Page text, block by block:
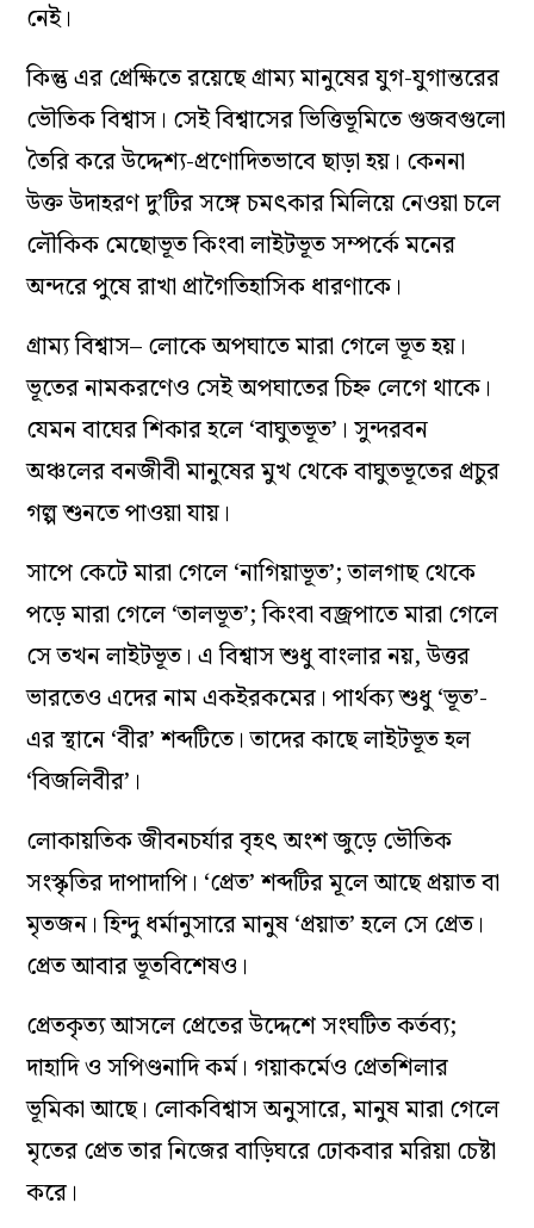
নেই।
কিন্তু এর প্রেক্ষিতে রয়েছে গ্রাম্য মানুষের যুগ-যুগান্তরের
ভৌতিক বিশ্বাস। সেই বিশ্বাসের ভিত্তিভূমিতে গুজবগুলো
তৈরি করে উদ্দেশ্য-প্রণোদিতভাবে ছাড়া হয়। কেননা
উক্ত উদাহরণ দু’টির সঙ্গে চমৎকার মিলিয়ে নেওয়া চলে
লৌকিক মেছোভূত কিংবা লাইটভূত সম্পর্কে মনের
অন্দরে পুষে রাখা প্রাগৈতিহাসিক ধারণাকে।
গ্রাম্য বিশ্বাস– লোকে অপঘাতে মারা গেলে ভূত হয়।
ভূতের নামকরণেও সেই অপঘাতের চিহ্ন লেগে থাকে।
যেমন বাঘের শিকার হলে ‘বাঘুতভূত’। সুন্দরবন
অঞ্চলের বনজীবী মানুষের মুখ থেকে বাঘুতভূতের প্রচুর
গল্প শুনতে পাওয়া যায়।
সাপে কেটে মারা গেলে ‘নাগিয়াভূত’; তালগাছ থেকে
পড়ে মারা গেলে ‘তালভূত’; কিংবা বজ্রপাতে মারা গেলে
সে তখন লাইটভূত। এ বিশ্বাস শুধু বাংলার নয়, উত্তর
ভারতেও এদের নাম একইরকমের। পার্থক্য শুধু ‘ভূত’-
এর স্থানে ‘বীর’ শব্দটিতে। তাদের কাছে লাইটভূত হল
‘বিজলিবীর’।
লোকায়তিক জীবনচর্যার বৃহৎ অংশ জুড়ে ভৌতিক
সংস্কৃতির দাপাদাপি। ‘প্রেত’ শব্দটির মূলে আছে প্রয়াত বা
মৃতজন। হিন্দু ধর্মানুসারে মানুষ ‘প্রয়াত’ হলে সে প্রেত।
প্রেত আবার ভূতবিশেষও।
প্রেতকৃত্য আসলে প্রেতের উদ্দেশে সংঘটিত কর্তব্য;
দাহাদি ও সপিণ্ডনাদি কর্ম। গয়াকর্মেও প্রেতশিলার
ভূমিকা আছে। লোকবিশ্বাস অনুসারে, মানুষ মারা গেলে
মৃতের প্রেত তার নিজের বাড়িঘরে ঢোকবার মরিয়া চেষ্টা
করে।